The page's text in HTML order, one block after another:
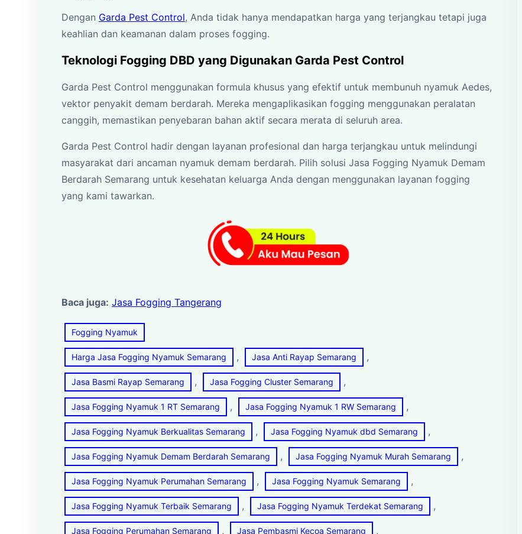
Dengan Garda Pest Control, Anda tidak hanya mendapatkan harga yang terjangkau tetapi juga
keahlian dan keamanan dalam proses fogging.
Teknologi Fogging DBD yang Digunakan Garda Pest Control
Garda Pest Control menggunakan formula khusus yang efektif untuk membunuh nyamuk Aedes,
vektor penyakit demam berdarah. Mereka mengaplikasikan fogging menggunakan peralatan
canggih, memastikan penyebaran bahan aktif secara merata di seluruh area.
Garda Pest Control hadir dengan layanan profesional dan harga terjangkau untuk melindungi
masyarakat dari ancaman nyamuk demam berdarah. Pilih solusi Jasa Fogging Nyamuk Demam
Berdarah Semarang untuk kesehatan keluarga Anda dengan menggunakan layanan fogging
yang kami tawarkan.
Baca juga: Jasa Fogging Tangerang
Fogging Nyamuk
Harga Jasa Fogging Nyamuk Semarang , Jasa Anti Rayap Semarang ,
Jasa Basmi Rayap Semarang , Jasa Fogging Cluster Semarang ,
Jasa Fogging Nyamuk 1 RT Semarang , Jasa Fogging Nyamuk 1 RW Semarang ,
Jasa Fogging Nyamuk Berkualitas Semarang , Jasa Fogging Nyamuk dbd Semarang ,
Jasa Fogging Nyamuk Demam Berdarah Semarang , Jasa Fogging Nyamuk Murah Semarang ,
Jasa Fogging Nyamuk Perumahan Semarang , Jasa Fogging Nyamuk Semarang ,
Jasa Fogging Nyamuk Terbaik Semarang , Jasa Fogging Nyamuk Terdekat Semarang ,
Jasa Fogging Perumahan Semarang , Jasa Pembasmi Kecoa Semarang ,